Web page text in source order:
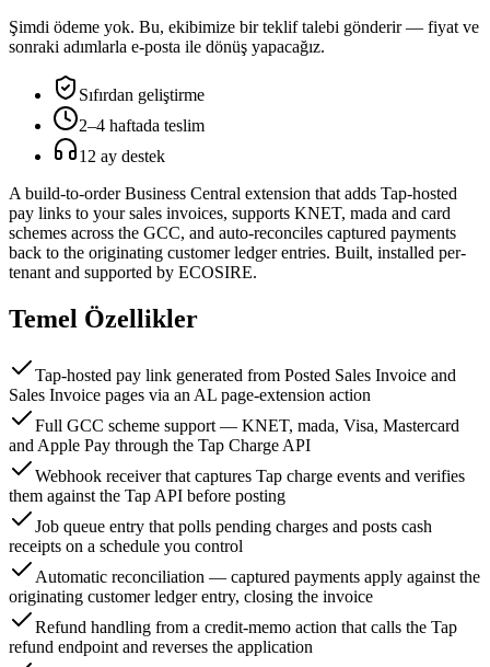
Şimdi ödeme yok. Bu, ekibimize bir teklif talebi gönderir — fiyat ve
sonraki adımlarla e-posta ile dönüş yapacağız.
Sıfırdan geliştirme
2–4 haftada teslim
12 ay destek
A build-to-order Business Central extension that adds Tap-hosted
pay links to your sales invoices, supports KNET, mada and card
schemes across the GCC, and auto-reconciles captured payments
back to the originating customer ledger entries. Built, installed per-
tenant and supported by ECOSIRE.
Temel Özellikler
Tap-hosted pay link generated from Posted Sales Invoice and
Sales Invoice pages via an AL page-extension action
Full GCC scheme support — KNET, mada, Visa, Mastercard
and Apple Pay through the Tap Charge API
Webhook receiver that captures Tap charge events and verifies
them against the Tap API before posting
Job queue entry that polls pending charges and posts cash
receipts on a schedule you control
Automatic reconciliation — captured payments apply against the
originating customer ledger entry, closing the invoice
Refund handling from a credit-memo action that calls the Tap
refund endpoint and reverses the application